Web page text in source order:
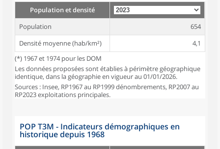
Population et densité
Population
654
Densité moyenne (hab/km²)
4,1
(*) 1967 et 1974 pour les DOM
Les données proposées sont établies à périmètre géographique
identique, dans la géographie en vigueur au 01/01/2026.
Sources : Insee, RP1967 au RP1999 dénombrements, RP2007 au
RP2023 exploitations principales.
POP T3M - Indicateurs démographiques en
historique depuis 1968